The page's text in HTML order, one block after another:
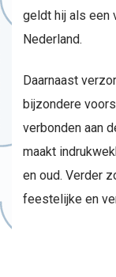
geldt hij als een
Nederland.
Daarnaast
bijzondere
verbonden aan
maakt
en oud. Verder
feestelijke en